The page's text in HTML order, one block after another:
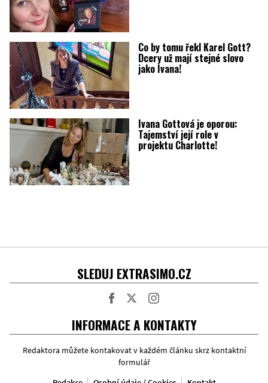
Co by tomu řekl Karel Gott?
Dcery už mají stejné slovo
jako Ivana!
Ivana Gottová je oporou:
Tajemství její role v
projektu Charlotte!
SLEDUJ EXTRASIMO.CZ
INFORMACE A KONTAKTY
Redaktora můžete kontakovat v každém článku skrz kontaktní
formulář